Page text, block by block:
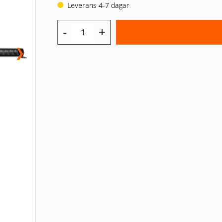
❯
Leverans 4-7 dagar
- +